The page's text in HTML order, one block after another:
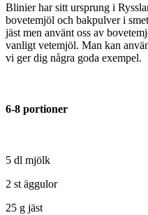
Blinier har sitt ursprung i
bovetemjöl och bakpulver i
jäst men använt oss av
vanligt vetemjöl. Man kan
vi ger dig några goda exempel.
6-8 portioner
5 dl mjölk
2 st äggulor
25 g jäst